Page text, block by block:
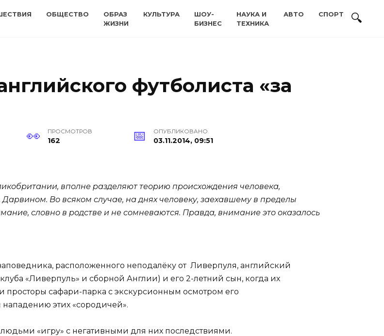
ОБЩЕСТВО
ОБРАЗ
ЖИЗНИ
КУЛЬТУРА
ШОУ-
БИЗНЕС
НАУКА И
ТЕХНИКА
АВТО СПОРТ
футболиста «за
ПРОСМОТРОВ
162
ОПУБЛИКОВАНО
03.11.2014, 09:51
вполне разделяют теорию происхождения человека,
Во всяком случае, на днях человеку, заехавшему в пределы
словно в родстве и не сомневаются. Правда, внимание это оказалось
расположенного неподалёку от Ливерпуля, английский
«Ливерпуль» и сборной Англии) и его 2-летний сын, когда их
просторы сафари-парка с экскурсионным осмотром его
этих «сородичей».
людьми «игру» с негативными для них последствиями.